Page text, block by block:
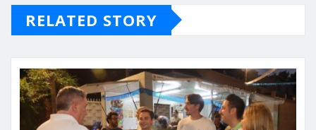
RELATED STORY